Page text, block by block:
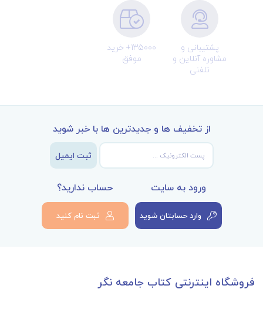
پشتیبانی و
مشاوره آنلاین و
تلفنی
135000+ خرید
موفق
از تخفیف ها و جدیدترین ها با خبر شوید
ثبت ایمیل
ورود به سایت
وارد حسابتان شوید
حساب ندارید؟
ثبت نام کنید
فروشگاه اینترنتی کتاب جامعه نگر